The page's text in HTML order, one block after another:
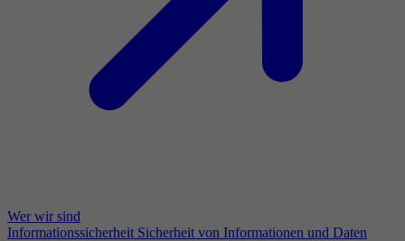
Wer wir sind
Informationssicherheit Sicherheit von Informationen und Daten